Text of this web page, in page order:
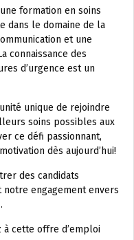
formation en soins
dans le domaine de la
et une
connaissance des
d’urgence est un
unique de rejoindre
soins possibles aux
ce défi passionnant,
dès aujourd’hui!
des candidats
engagement envers
cette offre d’emploi